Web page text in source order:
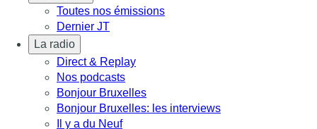
Toutes nos émissions
Dernier JT
La radio
Direct & Replay
Nos podcasts
Bonjour Bruxelles
Bonjour Bruxelles: les interviews
Il y a du Neuf